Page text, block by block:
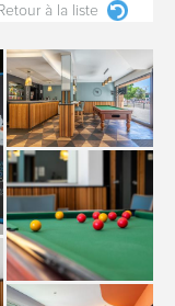
Retour à la liste